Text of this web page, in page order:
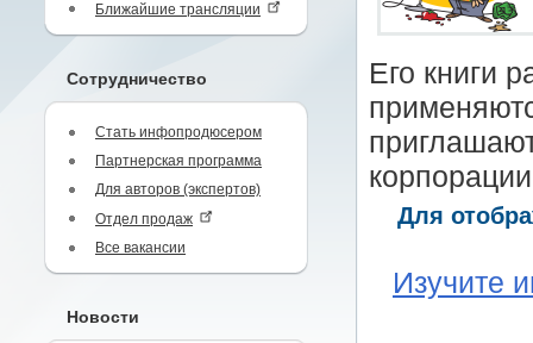
Ближайшие трансляции
Сотрудничество
Стать инфопродюсером
Партнерская программа
Для авторов (экспертов)
Отдел продаж
Все вакансии
Новости
Его книги
Для
Изучите